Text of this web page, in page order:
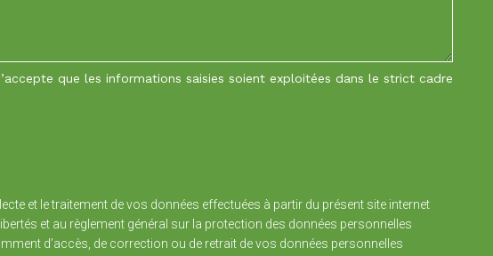
que les informations saisies soient exploitées dans le strict cadre
et le traitement de vos données effectuées à partir du présent site internet
et au règlement général sur la protection des données personnelles
d’accès, de correction ou de retrait de vos données personnelles